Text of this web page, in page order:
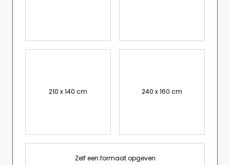
210 x 140 cm 240 x 160 cm
Zelf een formaat opgeven